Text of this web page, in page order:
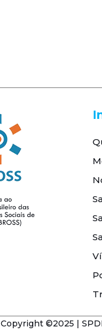
Copyright ©2025 |